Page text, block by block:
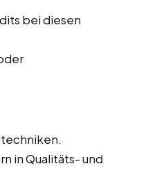
bei diesen
techniken.
in Qualitäts- und